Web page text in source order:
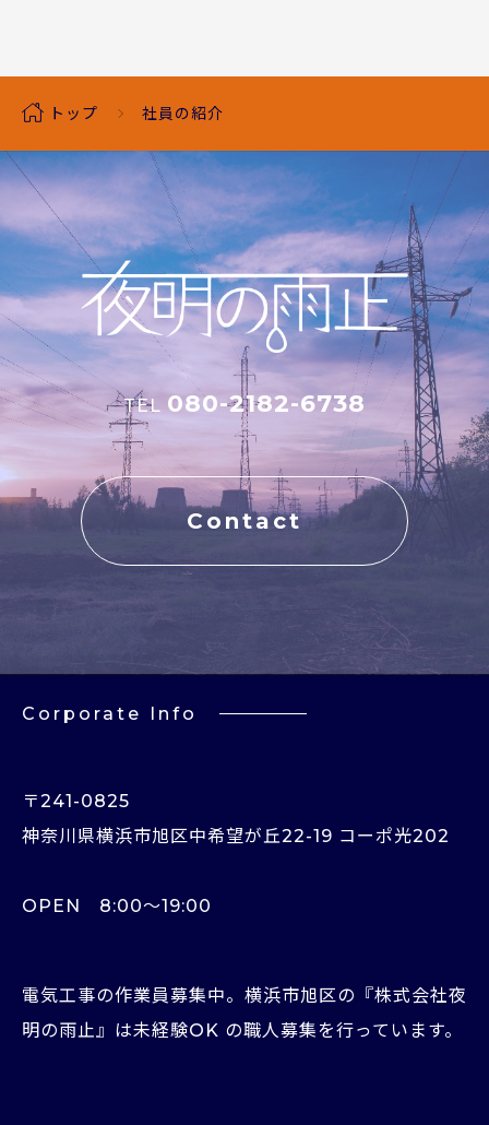
トップ 社員の紹介
TEL 080-2182-6738
Contact
Corporate Info
〒241-0825
神奈川県横浜市旭区中希望が丘22-19 コーポ光202
OPEN 8:00～19:00
電気工事の作業員募集中。横浜市旭区の『株式会社夜
明の雨止』は未経験OK の職人募集を行っています。